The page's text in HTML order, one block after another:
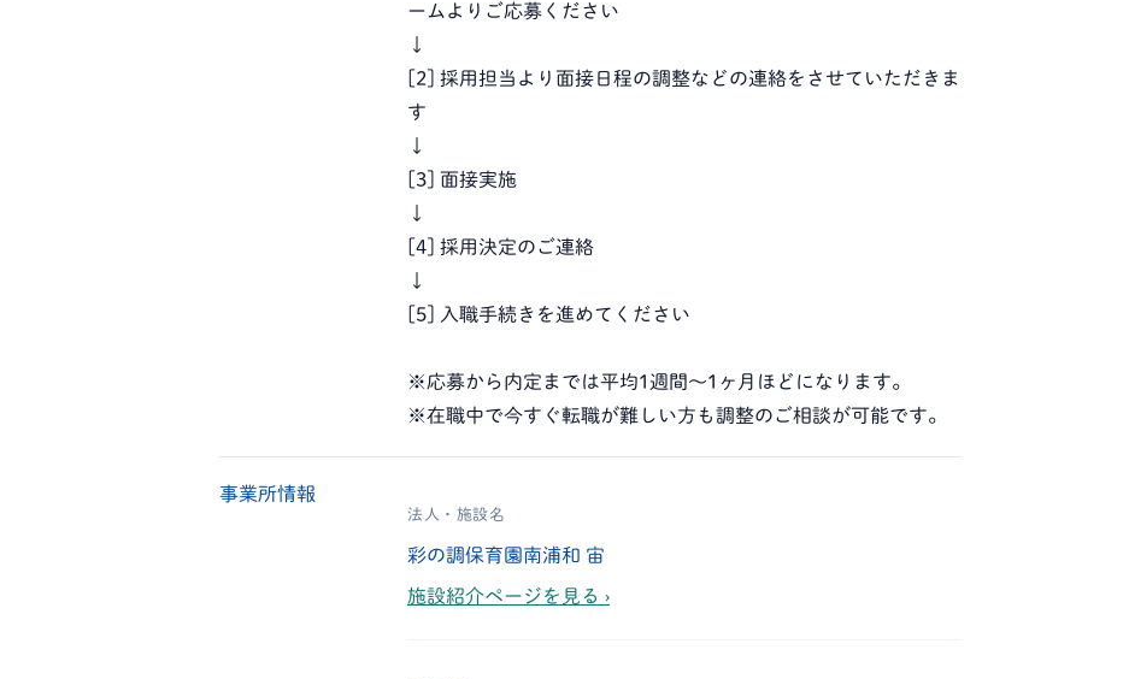
ームよりご応募ください
↓
[2] 採用担当より面接日程の調整などの連絡をさせていただきま
す
↓
[3] 面接実施
↓
[4] 採用決定のご連絡
↓
[5] 入職手続きを進めてください
※応募から内定までは平均1週間～1ヶ月ほどになります。
※在職中で今すぐ転職が難しい方も調整のご相談が可能です。
事業所情報
法人・施設名
彩の調保育園南浦和 宙
施設紹介ページを見る ›